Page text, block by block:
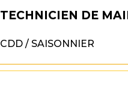
TECHNICIEN DE
CDD / SAISONNIER